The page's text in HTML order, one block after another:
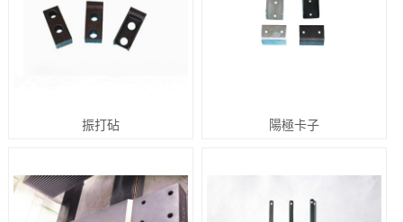
振打砧 陽極卡子